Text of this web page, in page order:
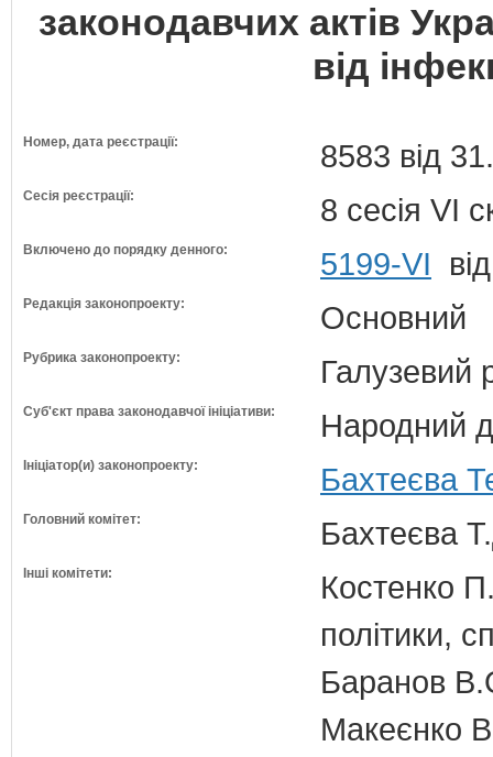
законодавчих актів
від
Номер, дата реєстрації: 8583 від
Сесія реєстрації: 8 сесія VI
Включено до порядку денного: 5199-VI
Редакція законопроекту: Основний
Рубрика законопроекту: Галузевий
Суб'єкт права законодавчої ініціативи: Народний
Ініціатор(и) законопроекту: Бахтеєва
Головний комітет: Бахтеєва
Інші комітети:
Костенко
політики,
Баранов
Макеєнко